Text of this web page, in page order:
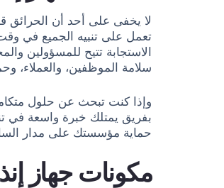
لا يخفى على أحد أن الحرائق
تعمل على تنبيه الجميع في
الاستجابة تتيح للمسؤولين
سلامة الموظفين، والعملاء،
وإذا كنت تبحث عن حلول
بفريق يمتلك خبرة واسعة في
حماية مؤسستك على مدار
مكونات جهاز